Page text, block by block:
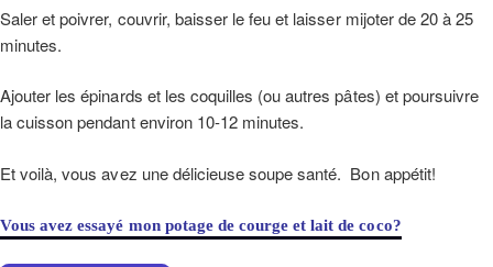
Saler et poivrer, couvrir, baisser le feu et laisser mijoter de 20 à 25
minutes.
Ajouter les épinards et les coquilles (ou autres pâtes) et poursuivre
la cuisson pendant environ 10-12 minutes.
Et voilà, vous avez une délicieuse soupe santé. Bon appétit!
Vous avez essayé mon potage de courge et lait de coco?